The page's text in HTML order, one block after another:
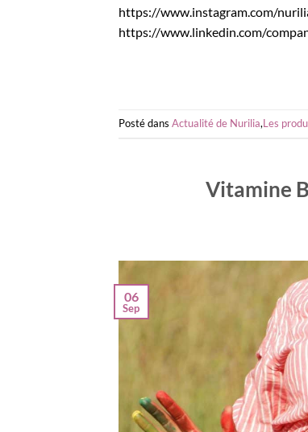
https://www.instagram.com/
https://www.linkedin.com/
Posté dans Actualité de Nurilia,Les
Vitamine
06
Sep